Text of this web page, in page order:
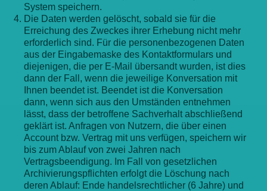
System speichern.
Die Daten werden gelöscht, sobald sie für die
Erreichung des Zweckes ihrer Erhebung nicht mehr
erforderlich sind. Für die personenbezogenen Daten
aus der Eingabemaske des Kontaktformulars und
diejenigen, die per E-Mail übersandt wurden, ist dies
dann der Fall, wenn die jeweilige Konversation mit
Ihnen beendet ist. Beendet ist die Konversation
dann, wenn sich aus den Umständen entnehmen
lässt, dass der betroffene Sachverhalt abschließend
geklärt ist. Anfragen von Nutzern, die über einen
Account bzw. Vertrag mit uns verfügen, speichern wir
bis zum Ablauf von zwei Jahren nach
Vertragsbeendigung. Im Fall von gesetzlichen
Archivierungspflichten erfolgt die Löschung nach
deren Ablauf: Ende handelsrechtlicher (6 Jahre) und